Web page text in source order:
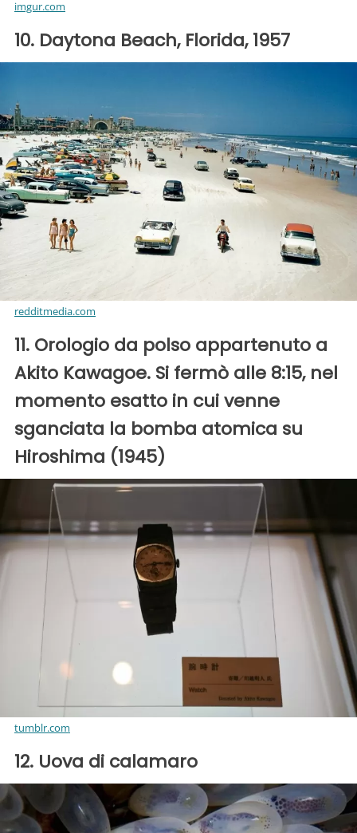
imgur.com
10. Daytona Beach, Florida, 1957
redditmedia.com
11. Orologio da polso appartenuto a
Akito Kawagoe. Si fermò alle 8:15, nel
momento esatto in cui venne
sganciata la bomba atomica su
Hiroshima (1945)
tumblr.com
12. Uova di calamaro